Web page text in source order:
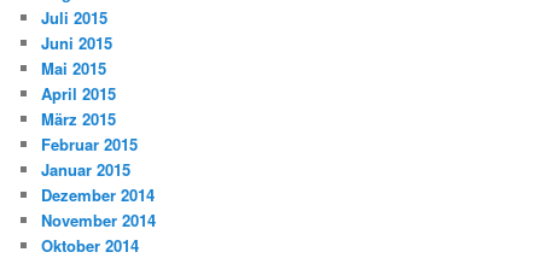
Juli 2015
Juni 2015
Mai 2015
April 2015
März 2015
Februar 2015
Januar 2015
Dezember 2014
November 2014
Oktober 2014